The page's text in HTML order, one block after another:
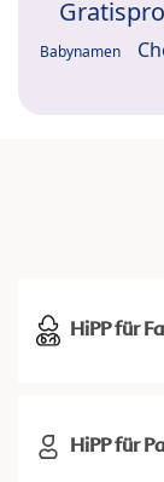
Babynamen
HiPP für
HiPP für